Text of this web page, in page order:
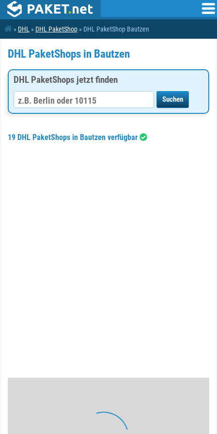
» DHL » DHL PaketShop » DHL PaketShop Bautzen
DHL PaketShops in Bautzen
DHL PaketShops jetzt finden
19 DHL PaketShops in Bautzen verfügbar